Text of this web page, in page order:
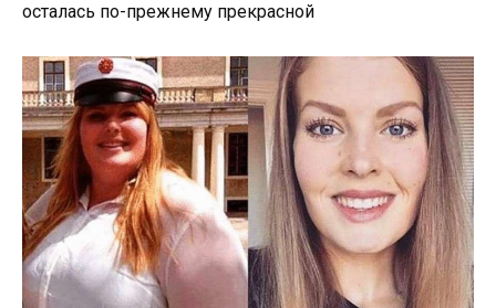
осталась по-прежнему прекрасной